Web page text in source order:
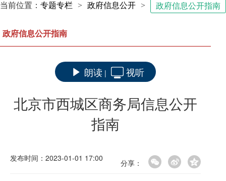
当前位置： 专题专栏 > 政府信息公开 > 政府信息公开指南
政府信息公开指南
朗读 | 视听
北京市西城区商务局信息公开
指南
发布时间：2023-01-01 17:00 分享：